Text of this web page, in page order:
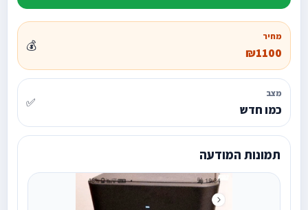
מחיר
₪1100
💰
מצב
כמו חדש ✅
תמונות המודעה